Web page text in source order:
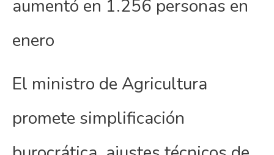
aumentó en 1.256 personas en
enero
El ministro de Agricultura
promete simplificación